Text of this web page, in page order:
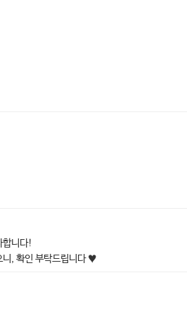
합니다!
니, 확인 부탁드립니다 ♥